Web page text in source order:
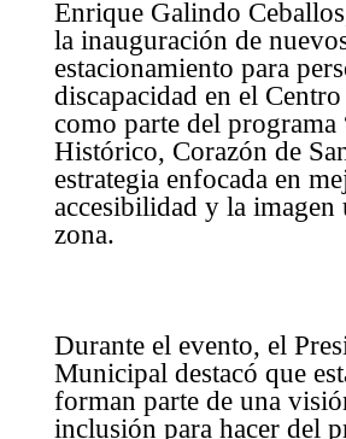
Enrique Galindo
la inauguración de
estacionamiento para
discapacidad en el
como parte del programa
Histórico, Corazón de
estrategia enfocada en
accesibilidad y la imagen
zona.
Durante el evento, el
Municipal destacó que
forman parte de una
inclusión para hacer del